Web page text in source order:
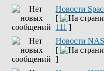
Новости
[
111 ]
Новости
[
]